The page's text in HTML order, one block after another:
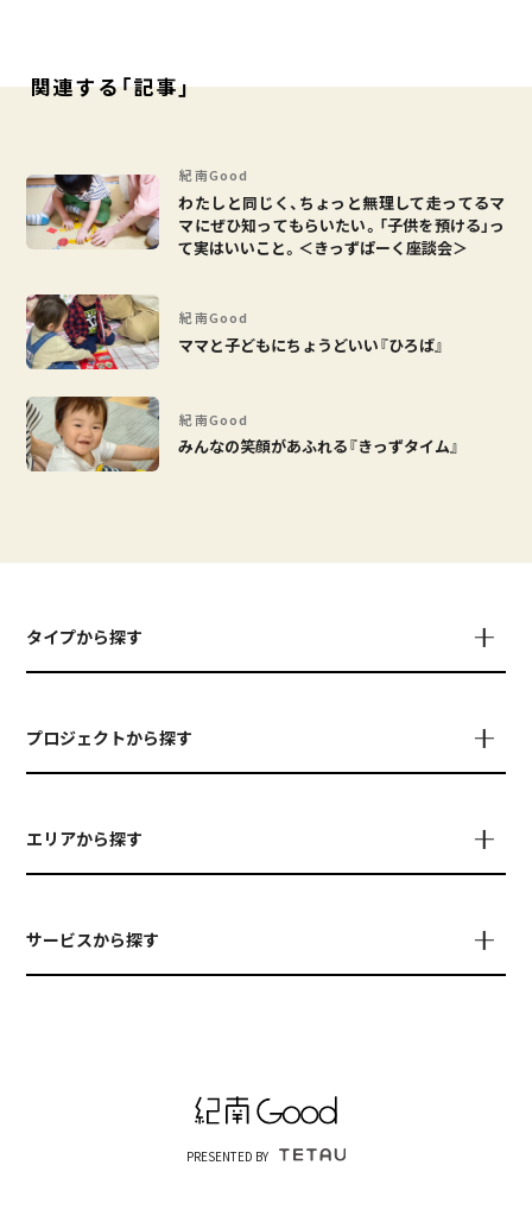
関連する「記事」
紀南Good
わたしと同じく、ちょっと無理して走ってるマ
マにぜひ知ってもらいたい。「子供を預ける」っ
て実はいいこと。＜きっずぱーく座談会＞
紀南Good
ママと子どもにちょうどいい『ひろば』
紀南Good
みんなの笑顔があふれる『きっずタイム』
タイプから探す
プロジェクトから探す
エリアから探す
サービスから探す
PRESENTED BY